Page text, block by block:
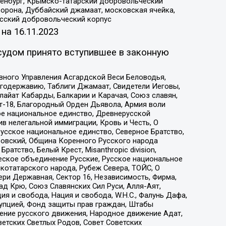
Дуббайский джамаат, московская ячейка,
добровольческий корпус
16.11.2023
принято вступившее в законную
Управления Асгардской Веси Беловодья,
Таблиги Джамаат, Свидетели Иеговы,
Кабарды, Балкарии и Карачая, Союз славян,
18, Благородный Орден Дьявола, Армия воли
национальное единство, Древнерусской
нелегальной иммиграции, Кровь и Честь, О
национальное единство, Северное Братство,
Община Коренного Русского народа
Белый Крест, Misanthropic division,
объединение Русские, Русское национальное
народа, Рубеж Севера, ТОЙС, О
Державная, Сектор 16, Независимость, Фирма,
Крю, Союз Славянских Сил Руси, Алля-Аят,
и свобода, Нация и свобода, W.H.С., Фалунь Дафа,
Фонд защиты прав граждан, Штабы
русского движения, Народное движение Адат,
Светлых Родов, Совет Советских